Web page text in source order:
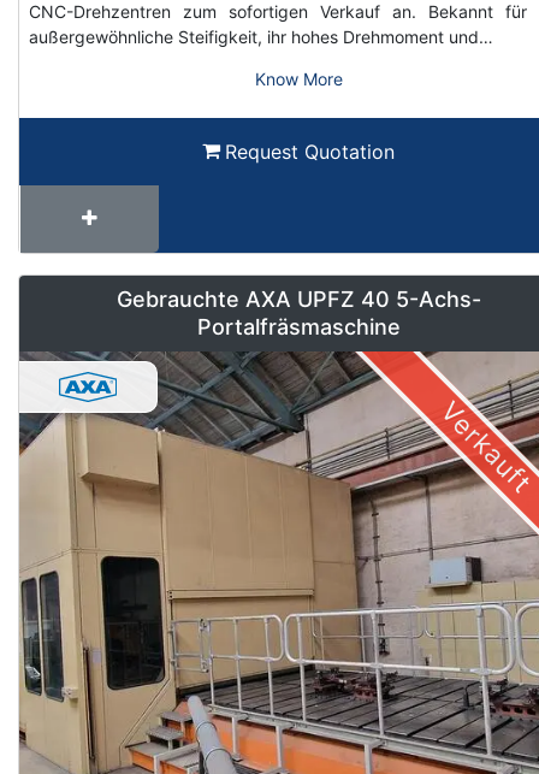
CNC-Drehzentren zum sofortigen Verkauf an. Bekannt für
außergewöhnliche Steifigkeit, ihr hohes Drehmoment und…
Know More
Request Quotation
Gebrauchte AXA UPFZ 40 5-Achs-
Portalfräsmaschine
Verkauft